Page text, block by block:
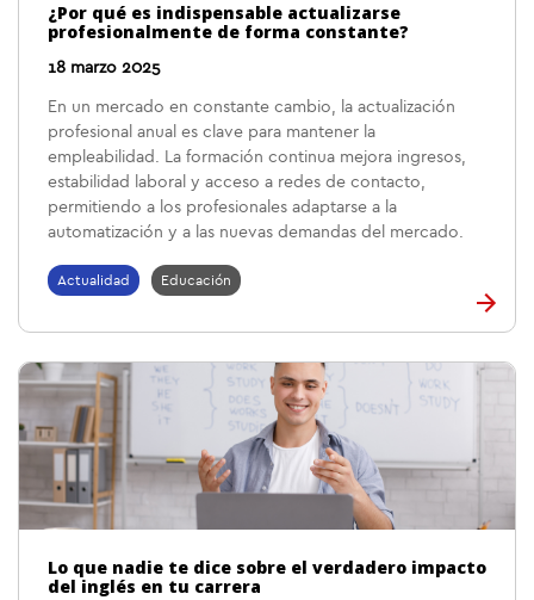
¿Por qué es indispensable actualizarse
profesionalmente de forma constante?
18 marzo 2025
En un mercado en constante cambio, la actualización
profesional anual es clave para mantener la
empleabilidad. La formación continua mejora ingresos,
estabilidad laboral y acceso a redes de contacto,
permitiendo a los profesionales adaptarse a la
automatización y a las nuevas demandas del mercado.
Actualidad Educación
Lo que nadie te dice sobre el verdadero impacto
del inglés en tu carrera